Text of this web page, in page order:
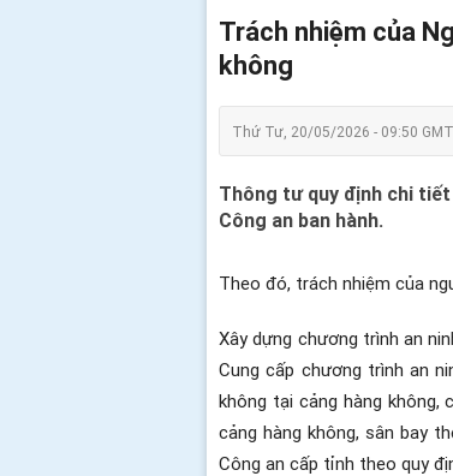
Trách nhiệm của
không
Thứ Tư, 20/05/2026 - 09:50
Thông tư quy định chi
Công an ban hành.
Theo đó, trách nhiệm của
Xây dựng chương trình an
Cung cấp chương trình an
không tại cảng hàng không,
cảng hàng không, sân bay
Công an cấp tỉnh theo quy